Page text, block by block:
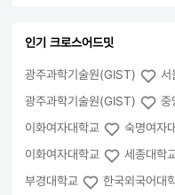
인기 크로스어드밋
광주과학기술원(GIST)
서
광주과학기술원(GIST)
중
이화여자대학교
숙명여자
이화여자대학교
세종대학
부경대학교
한국외국어대